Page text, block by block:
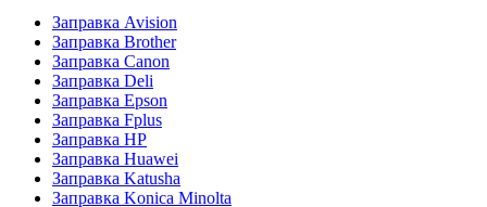
Заправка Avision
Заправка Brother
Заправка Canon
Заправка Deli
Заправка Epson
Заправка Fplus
Заправка HP
Заправка Huawei
Заправка Katusha
Заправка Konica Minolta